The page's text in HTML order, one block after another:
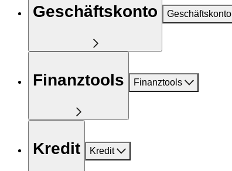
Geschäftskonto Geschäftskonto
Finanztools Finanztools
Kredit Kredit